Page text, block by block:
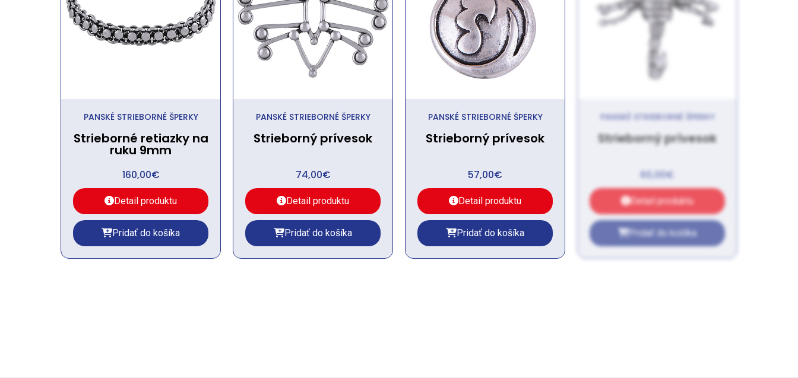
PANSKÉ STRIEBORNÉ ŠPERKY
Strieborné retiazky na
ruku 9mm
160,00€
Detail produktu
Pridať do košíka
PANSKÉ STRIEBORNÉ ŠPERKY
Strieborný prívesok
74,00€
Detail produktu
Pridať do košíka
PANSKÉ STRIEBORNÉ ŠPERKY
Strieborný prívesok
57,00€
Detail produktu
Pridať do košíka
PANSKÉ STRIEBORNÉ ŠPERKY
Strieborný prívesok
60,00€
Detail produktu
Pridať do košíka